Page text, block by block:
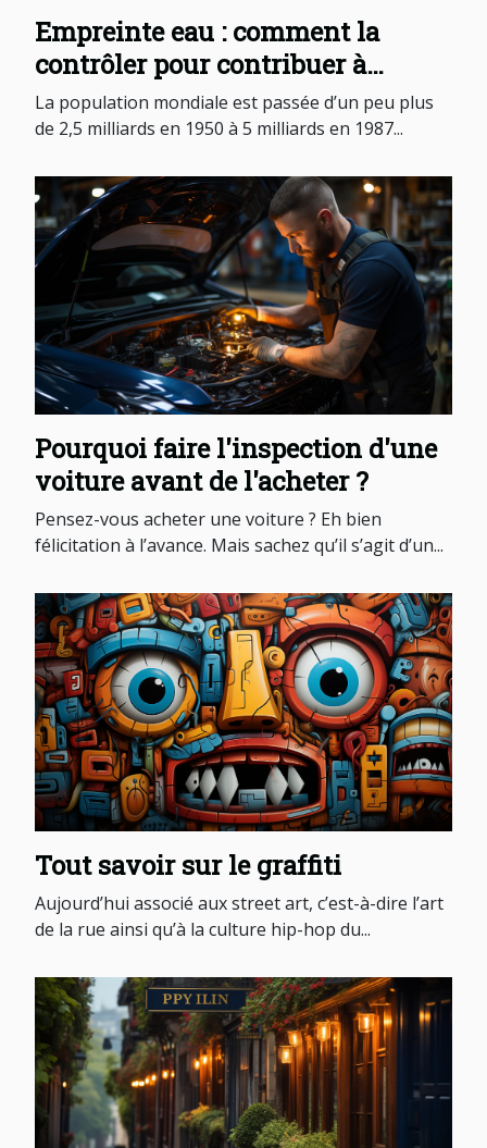
Empreinte eau : comment la
contrôler pour contribuer à
l’atteinte de l’ODD 12 ?
La population mondiale est passée d’un peu plus
de 2,5 milliards en 1950 à 5 milliards en 1987...
Pourquoi faire l'inspection d'une
voiture avant de l'acheter ?
Pensez-vous acheter une voiture ? Eh bien
félicitation à l’avance. Mais sachez qu’il s’agit d’un...
Tout savoir sur le graffiti
Aujourd’hui associé aux street art, c’est-à-dire l’art
de la rue ainsi qu’à la culture hip-hop du...